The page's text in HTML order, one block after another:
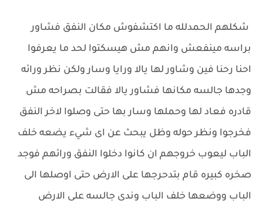
شكلهم الحمدلله ما اكتشفوش مكان النفق فشاور
براسه مينفعش وانهم مش هيسكتوا لحد ما يعرفوا
احنا رحنا فين وشاور لها يالا ورايا وسار ولكن نظر ورائه
وجدها جالسه مكانها فشاور يالا فقالت بصراحه مش
قادره فعاد لها وحملها وسار بها حتى وصلوا لاخر النفق
فخرجوا ونظر حوله وظل يبحث عن اى شيء يضعه خلف
الباب ليعوب خروجهم ان كانوا دخلوا النفق ورائهم فوجد
صخره كبيره قام بتدحرجها على الارض حتى اوصلها الى
الباب ووضعها خلف الباب وندى جالسه على الارض